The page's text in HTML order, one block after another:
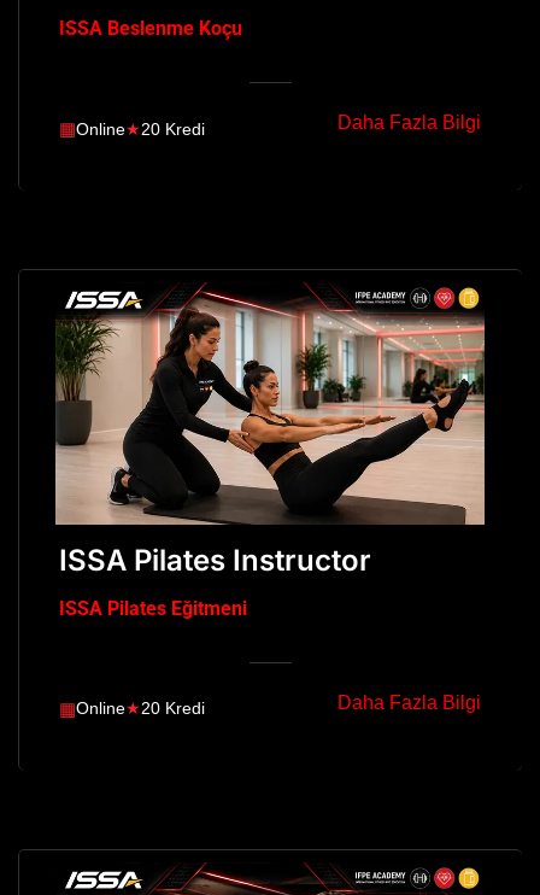
ISSA Beslenme Koçu
▦Online★20 Kredi Daha Fazla Bilgi
ISSA Pilates Instructor
ISSA Pilates Eğitmeni
▦Online★20 Kredi Daha Fazla Bilgi